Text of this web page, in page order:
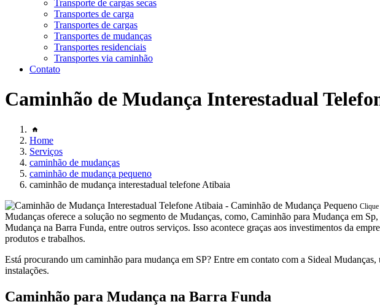
Transporte de cargas secas
Transportes de carga
Transportes de cargas
Transportes de mudanças
Transportes residenciais
Transportes via caminhão
Contato
Caminhão de Mudança Interestadual
Home
Serviços
caminhão de mudanças
caminhão de mudança pequeno
caminhão de mudança interestadual telefone Atibaia
Clique
Mudanças oferece a solução no segmento de Mudanças, como, Caminhão para Mudança em
Mudança na Barra Funda, entre outros serviços. Isso acontece graças aos investimentos da
produtos e trabalhos.
Está procurando um caminhão para mudança em SP? Entre em contato com a Sideal
instalações.
Caminhão para Mudança na Barra Funda